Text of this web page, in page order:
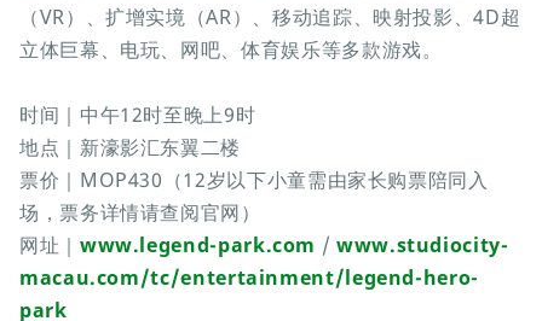
（VR）、扩增实境（AR）、移动追踪、映射投影、4D超
立体巨幕、电玩、网吧、体育娱乐等多款游戏。
时间｜中午12时至晚上9时
地点｜新濠影汇东翼二楼
票价｜MOP430（12岁以下小童需由家长购票陪同入
场，票务详情请查阅官网）
网址｜ www.legend-park.com /www.studiocity-
macau.com/tc/entertainment/legend-hero-
park